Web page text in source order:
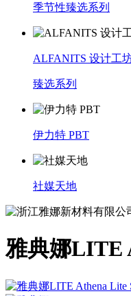
季节性臻选系列
ALFANITS 设计工
臻选系列
伊力特 PBT
社媒天地
雅典娜LITE